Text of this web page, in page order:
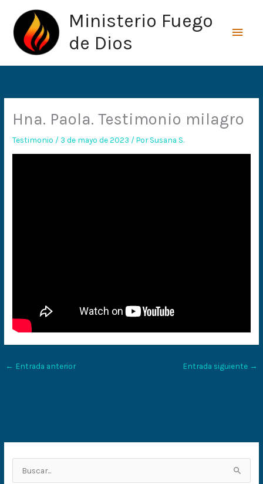
contenido
Ministerio Fuego
de Dios
Hna. Paola. Testimonio milagro
Testimonio / 3 de mayo de 2023 / PorSusana S.
← Entrada anterior Entrada siguiente →